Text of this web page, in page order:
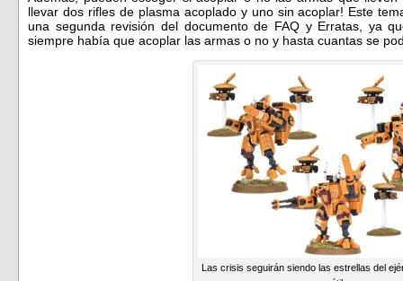
llevar dos rifles de plasma acoplado y uno sin acoplar! Este
una segunda revisión del documento de FAQ y Erratas, ya
siempre había que acoplar las armas o no y hasta cuantas se
Las crisis seguirán siendo las estrellas del